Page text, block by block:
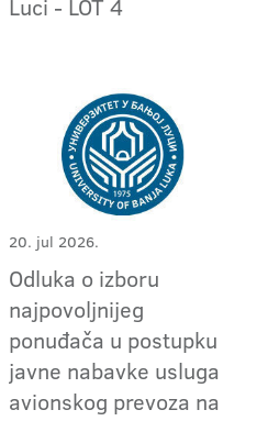
20. jul 2026.
Odluka o izboru
najpovoljnijeg
ponuđača u postupku
javne nabavke usluga
avionskog prevoza na